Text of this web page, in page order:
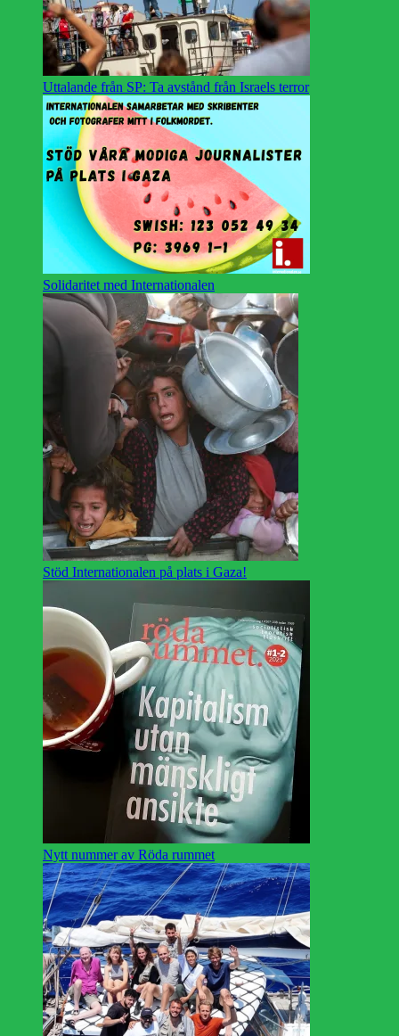
Uttalande från SP: Ta avstånd från Israels terror
Solidaritet med Internationalen
Stöd Internationalen på plats i Gaza!
Nytt nummer av Röda rummet